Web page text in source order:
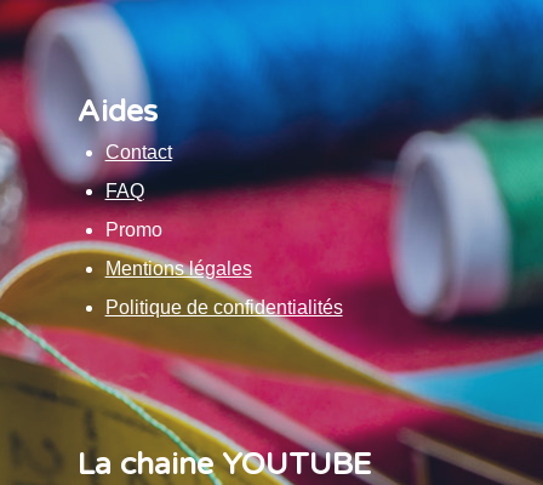
Aides
Contact
FAQ
Promo
Mentions légales
Politique de confidentialités
La chaine YOUTUBE